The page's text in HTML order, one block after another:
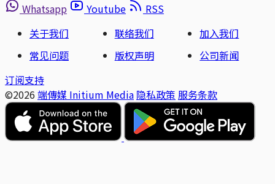
Whatsapp
Youtube
RSS
关于我们
联络我们
加入我们
常见问题
版权声明
公司新闻
订阅支持
©2026 端傳媒 Initium Media 隐私政策 服务条款